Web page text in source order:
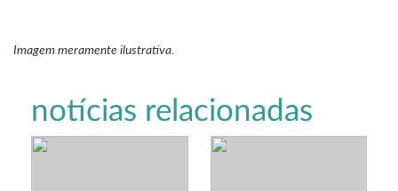
Imagem meramente ilustrativa.
notícias relacionadas